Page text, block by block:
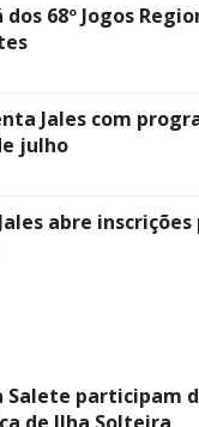
68º Jogos
Jales com
julho
abre
Salete participam